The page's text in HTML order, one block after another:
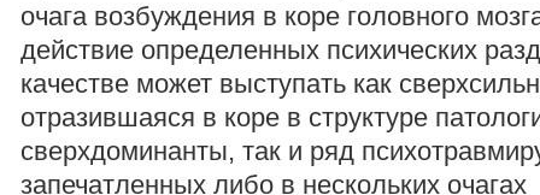
очага возбуждения в коре головного
действие определенных психических
качестве может выступать как
отразившаяся в коре в структуре
сверхдоминанты, так и ряд
запечатленных либо в нескольких очагах